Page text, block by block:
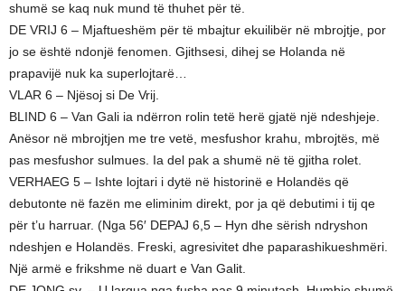
shumë se kaq nuk mund të thuhet për të.
DE VRIJ 6 – Mjaftueshëm për të mbajtur ekuilibër në mbrojtje, por
jo se është ndonjë fenomen. Gjithsesi, dihej se Holanda në
prapavijë nuk ka superlojtarë…
VLAR 6 – Njësoj si De Vrij.
BLIND 6 – Van Gali ia ndërron rolin tetë herë gjatë një ndeshjeje.
Anësor në mbrojtjen me tre vetë, mesfushor krahu, mbrojtës, më
pas mesfushor sulmues. Ia del pak a shumë në të gjitha rolet.
VERHAEG 5 – Ishte lojtari i dytë në historinë e Holandës që
debutonte në fazën me eliminim direkt, por ja që debutimi i tij qe
për t’u harruar. (Nga 56′ DEPAJ 6,5 – Hyn dhe sërish ndryshon
ndeshjen e Holandës. Freski, agresivitet dhe paparashikueshmëri.
Një armë e frikshme në duart e Van Galit.